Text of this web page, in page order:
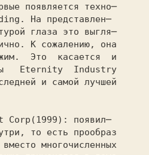
появляется техно─
глаза это выгля─
К сожалению, она
Это  касается  и
Eternity  Industry
и самой лучшей
Corp
то есть прообраз
многочисленных